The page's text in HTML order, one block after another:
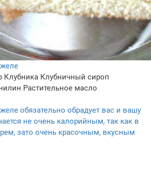
Клубника Клубничный сироп
Растительное масло
обязательно обрадует вас и вашу
не очень калорийным, так как в
зато очень красочным, вкусным